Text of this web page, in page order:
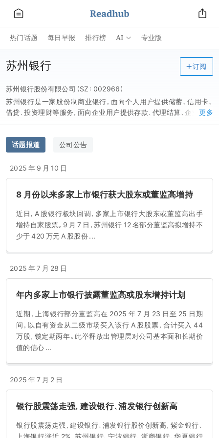
热门话题 每日早报 排行榜 AI 专业版
苏州银行
苏州银行股份有限公司（SZ：002966）
苏州银行是一家股份制商业银行，面向个人用户提供储蓄、信用卡、
借贷、投资理财等服务，面向企业用户提供存款、代理结算、企业融资
等服务，面向金融市场提供代客销售、货币市场、同业票据、债券交易
更多
订阅
话题报道 公司公告
2025 年 9 月 10 日
8 月份以来多家上市银行获大股东或董监高增持
近日，A 股银行板块回调，多家上市银行大股东或董监高出手
增持自家股票。9 月 7 日，苏州银行 12 名部分董监高拟增持不
少于 420 万元 A 股股份 ...
2025 年 7 月 28 日
年内多家上市银行披露董监高或股东增持计划
近期，上海银行部分董监高在 2025 年 7 月 23 日至 25 日期
间，以自有资金从二级市场买入该行 A 股股票，合计买入 44
万股，锁定期两年。此举释放出管理层对公司基本面和长期价
值的信心 ...
2025 年 7 月 2 日
银行股震荡走强，建设银行、浦发银行创新高
银行股震荡走强，建设银行、浦发银行股价创新高，紫金银行、
上海银行涨近 2%，苏州银行、宁波银行、浙商银行、华夏银行